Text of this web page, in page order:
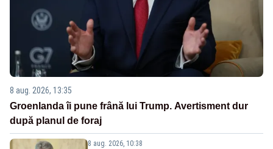
8 aug. 2026, 13:35
Groenlanda îi pune frână lui Trump. Avertisment dur
după planul de foraj
8 aug. 2026, 10:38